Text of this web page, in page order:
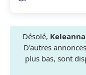
Désolé, Keleanna
D'autres
plus bas, sont